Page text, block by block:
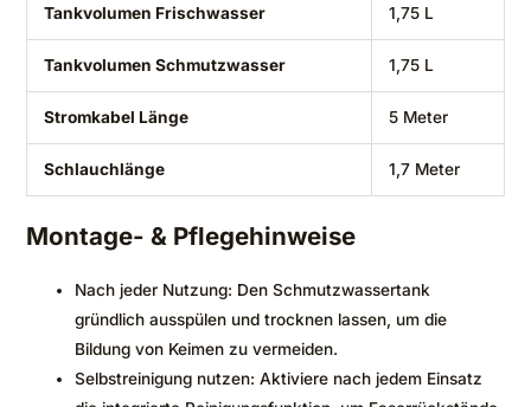
Tankvolumen Frischwasser 1,75 L
Tankvolumen Schmutzwasser 1,75 L
Stromkabel Länge 5 Meter
Schlauchlänge 1,7 Meter
Montage- & Pflegehinweise
Nach jeder Nutzung: Den Schmutzwassertank
gründlich ausspülen und trocknen lassen, um die
Bildung von Keimen zu vermeiden.
Selbstreinigung nutzen: Aktiviere nach jedem Einsatz